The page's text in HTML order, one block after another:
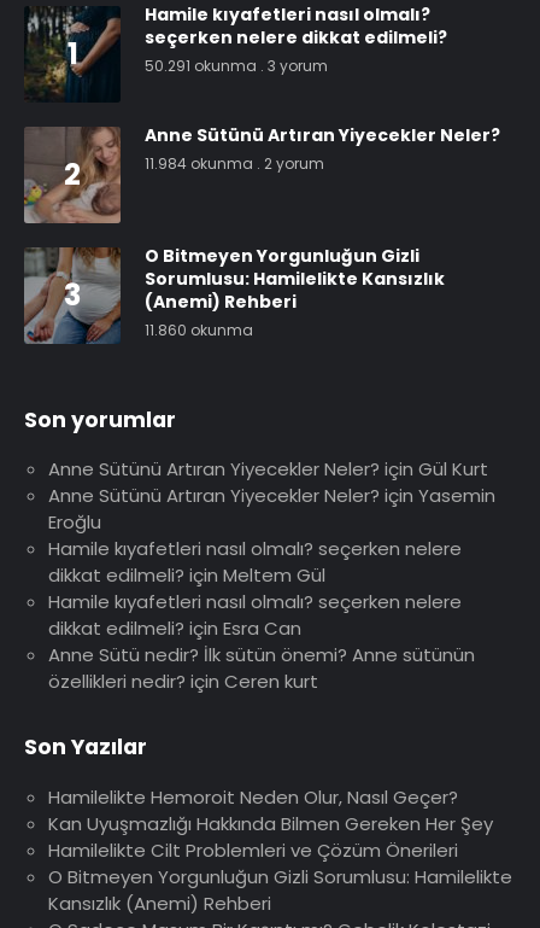
1
Hamile kıyafetleri nasıl olmalı?
seçerken nelere dikkat edilmeli?
50.291 okunma . 3 yorum
2
Anne Sütünü Artıran Yiyecekler Neler?
11.984 okunma . 2 yorum
3
O Bitmeyen Yorgunluğun Gizli
Sorumlusu: Hamilelikte Kansızlık
(Anemi) Rehberi
11.860 okunma
Son yorumlar
Anne Sütünü Artıran Yiyecekler Neler? için Gül Kurt
Anne Sütünü Artıran Yiyecekler Neler? için Yasemin
Eroğlu
Hamile kıyafetleri nasıl olmalı? seçerken nelere
dikkat edilmeli? için Meltem Gül
Hamile kıyafetleri nasıl olmalı? seçerken nelere
dikkat edilmeli? için Esra Can
Anne Sütü nedir? İlk sütün önemi? Anne sütünün
özellikleri nedir? için Ceren kurt
Son Yazılar
Hamilelikte Hemoroit Neden Olur, Nasıl Geçer?
Kan Uyuşmazlığı Hakkında Bilmen Gereken Her Şey
Hamilelikte Cilt Problemleri ve Çözüm Önerileri
O Bitmeyen Yorgunluğun Gizli Sorumlusu: Hamilelikte
Kansızlık (Anemi) Rehberi